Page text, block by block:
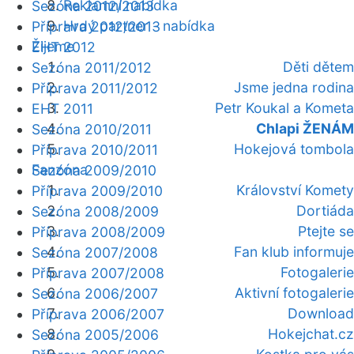
Reklamní nabídka
Hrdý partner - nabídka
Žijeme
Děti dětem
Jsme jedna rodina
Petr Koukal a Kometa
Chlapi ŽENÁM
Hokejová tombola
Fanzóna
Království Komety
Dortiáda
Ptejte se
Fan klub informuje
Fotogalerie
Aktivní fotogalerie
Download
Hokejchat.cz
Sezóna 2012/2013
Příprava 2012/2013
EHT 2012
Sezóna 2011/2012
Příprava 2011/2012
EHT 2011
Sezóna 2010/2011
Příprava 2010/2011
Sezóna 2009/2010
Příprava 2009/2010
Sezóna 2008/2009
Příprava 2008/2009
Sezóna 2007/2008
Příprava 2007/2008
Sezóna 2006/2007
Příprava 2006/2007
Sezóna 2005/2006